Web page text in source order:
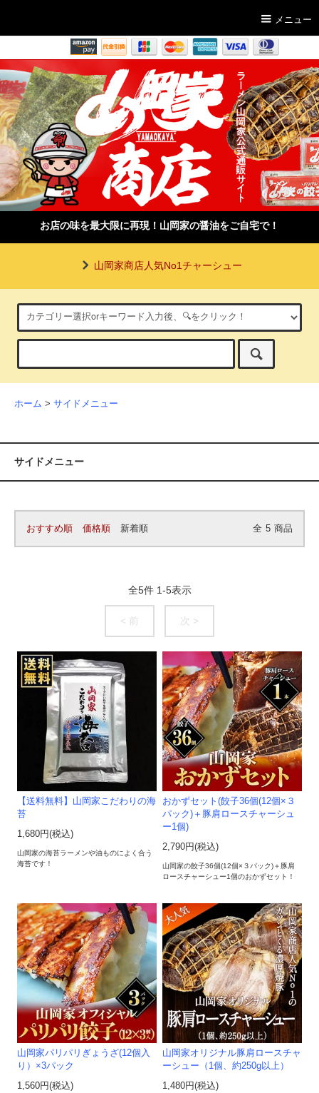
メニュー
お店の味を最大限に再現！山岡家の醤油をご自宅で！
山岡家商店人気No1チャーシュー
ホーム > サイドメニュー
サイドメニュー
おすすめ順 価格順 新着順 全 5 商品
全5件 1-5表示
< 前 次 >
【送料無料】山岡家こだわりの海
苔
1,680円(税込)
山岡家の海苔ラーメンや油ものによく合う
海苔です！
おかずセット(餃子36個(12個×３
パック)＋豚肩ロースチャーシュ
ー1個)
2,790円(税込)
山岡家の餃子36個(12個×３パック)＋豚肩
ロースチャーシュー1個のおかずセット！
山岡家パリパリぎょうざ(12個入
り）×3パック
1,560円(税込)
山岡家オリジナル豚肩ロースチャ
ーシュー（1個、約250g以上）
1,480円(税込)